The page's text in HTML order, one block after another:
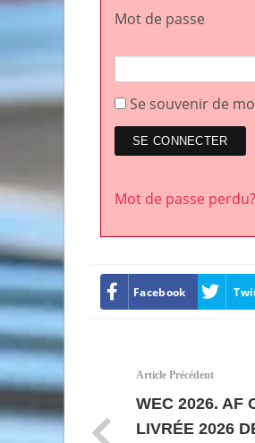
Mot de passe
Se souvenir de
Mot de passe perdu?
Facebook
Article Précédent
WEC 2026. AF
LIVRÉE 2026